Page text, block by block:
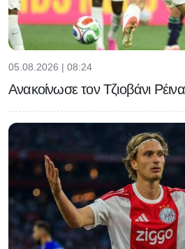
05.08.2026 | 08:24
Ανακοίνωσε τον Τζιοβάνι